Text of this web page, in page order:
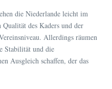
die Niederlande leicht im
des Kaders und der
Allerdings räumen
Stabilität und die
Ausgleich schaffen, der das